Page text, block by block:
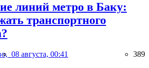
линий метро в Баку:
транспортного
08 августа, 00:41 389